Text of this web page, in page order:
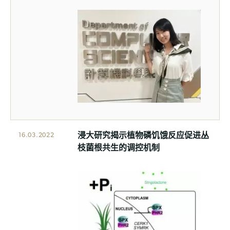
16.03.2022
浸大研究揭示植物磷饥饿反应促进丛
枝菌根共生的调控机制